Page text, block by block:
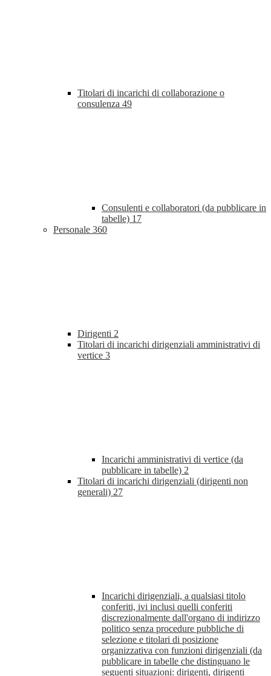
Titolari di incarichi di collaborazione o
consulenza 49
Consulenti e collaboratori (da pubblicare in
tabelle) 17
Personale 360
Dirigenti 2
Titolari di incarichi dirigenziali amministrativi di
vertice 3
Incarichi amministrativi di vertice (da
pubblicare in tabelle) 2
Titolari di incarichi dirigenziali (dirigenti non
generali) 27
Incarichi dirigenziali, a qualsiasi titolo
conferiti, ivi inclusi quelli conferiti
discrezionalmente dall'organo di indirizzo
politico senza procedure pubbliche di
selezione e titolari di posizione
organizzativa con funzioni dirigenziali (da
pubblicare in tabelle che distinguano le
seguenti situazioni: dirigenti, dirigenti